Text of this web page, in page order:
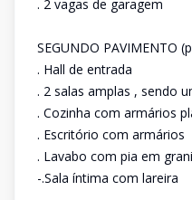
. 2 vagas de garagem
SEGUNDO PAVIMENTO
. Hall de entrada
. 2 salas amplas , sendo
. Cozinha com armários
. Escritório com armários
. Lavabo com pia em
-.Sala íntima com lareira